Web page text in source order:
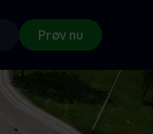
Prøv nu